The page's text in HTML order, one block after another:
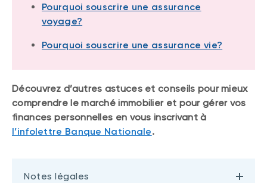
Pourquoi souscrire une assurance
voyage?
Pourquoi souscrire une assurance vie?
Découvrez d’autres astuces et conseils pour mieux
comprendre le marché immobilier et pour gérer vos
finances personnelles en vous inscrivant à
l’infolettre Banque Nationale.
Notes légales